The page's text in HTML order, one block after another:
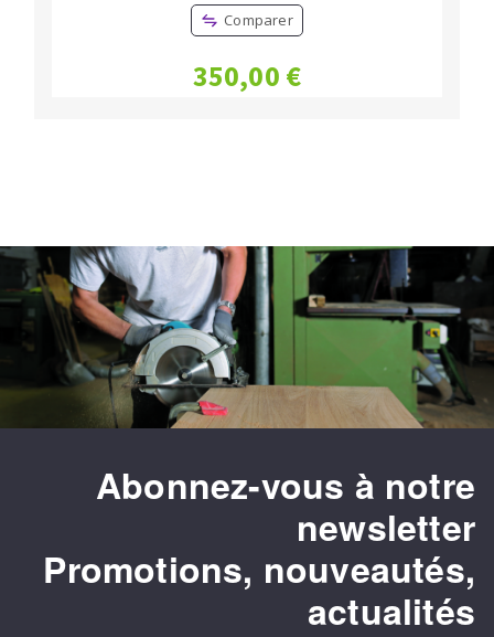
Comparer
350,00 €
Abonnez-vous à notre
newsletter
Promotions, nouveautés,
actualités